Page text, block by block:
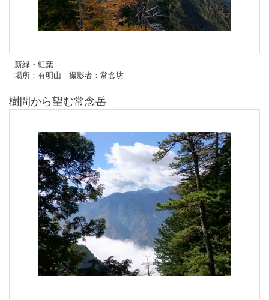
新緑・紅葉
場所：有明山 撮影者：常念坊
樹間から望む常念岳